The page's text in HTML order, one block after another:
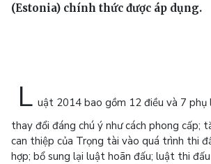
(Estonia) chính thức được áp dụng.
L uật 2014 bao gồm 12 điều và 7 phụ
thay đổi đáng chú ý như cách phong cấp;
can thiệp của Trọng tài vào quá trình thi
hợp; bổ sung lại luật hoãn đấu; luật thi